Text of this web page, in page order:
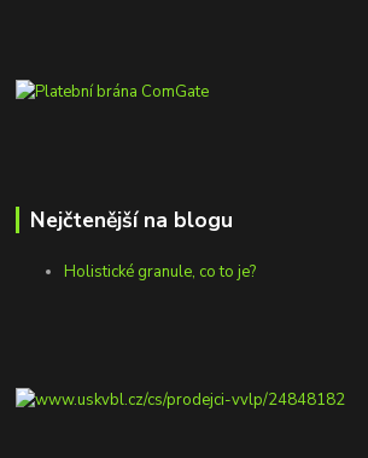
Nejčtenější na blogu
Holistické granule, co to je?